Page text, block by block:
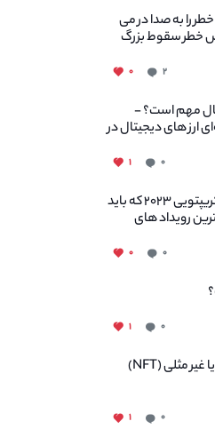
را به صدا در می
خطر سقوط بزرگ
۲ ۰
مهم است؟ -
ارز های دیجیتال در
۰ ۱
مهم ترین رویداد های کریپتویی ۲۰۲۳ که باید
رویداد های
۰ ۰
۰ ۱
توکن غیر قابل تعویض یا غیر مثلی (NFT)
۰ ۱